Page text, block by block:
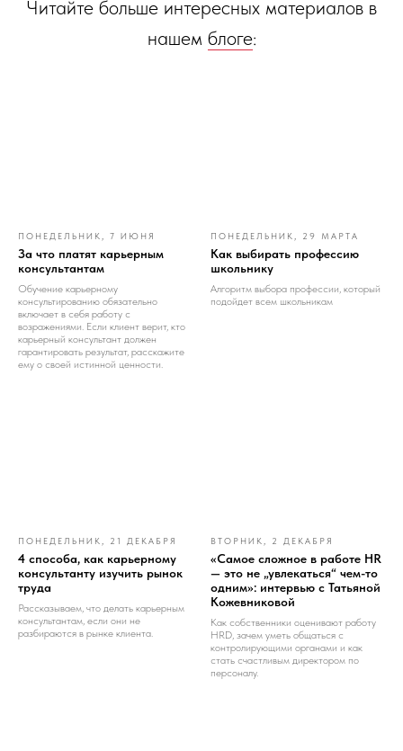
Читайте больше интересных материалов в
нашем блоге:
ПОНЕДЕЛЬНИК, 7 ИЮНЯ
За что платят карьерным
консультантам
Обучение карьерному
консультированию обязательно
включает в себя работу с
возражениями. Если клиент верит, кто
карьерный консультант должен
гарантировать результат, расскажите
ему о своей истинной ценности.
ПОНЕДЕЛЬНИК, 29 МАРТА
Как выбирать профессию
школьнику
Алгоритм выбора профессии, который
подойдет всем школьникам
ПОНЕДЕЛЬНИК, 21 ДЕКАБРЯ
4 способа, как карьерному
консультанту изучить рынок
труда
Рассказываем, что делать карьерным
консультантам, если они не
разбираются в рынке клиента.
ВТОРНИК, 2 ДЕКАБРЯ
«Самое сложное в работе HR
— это не „увлекаться“ чем-то
одним»: интервью с Татьяной
Кожевниковой
Как собственники оценивают работу
HRD, зачем уметь общаться с
контролирующими органами и как
стать счастливым директором по
персоналу.